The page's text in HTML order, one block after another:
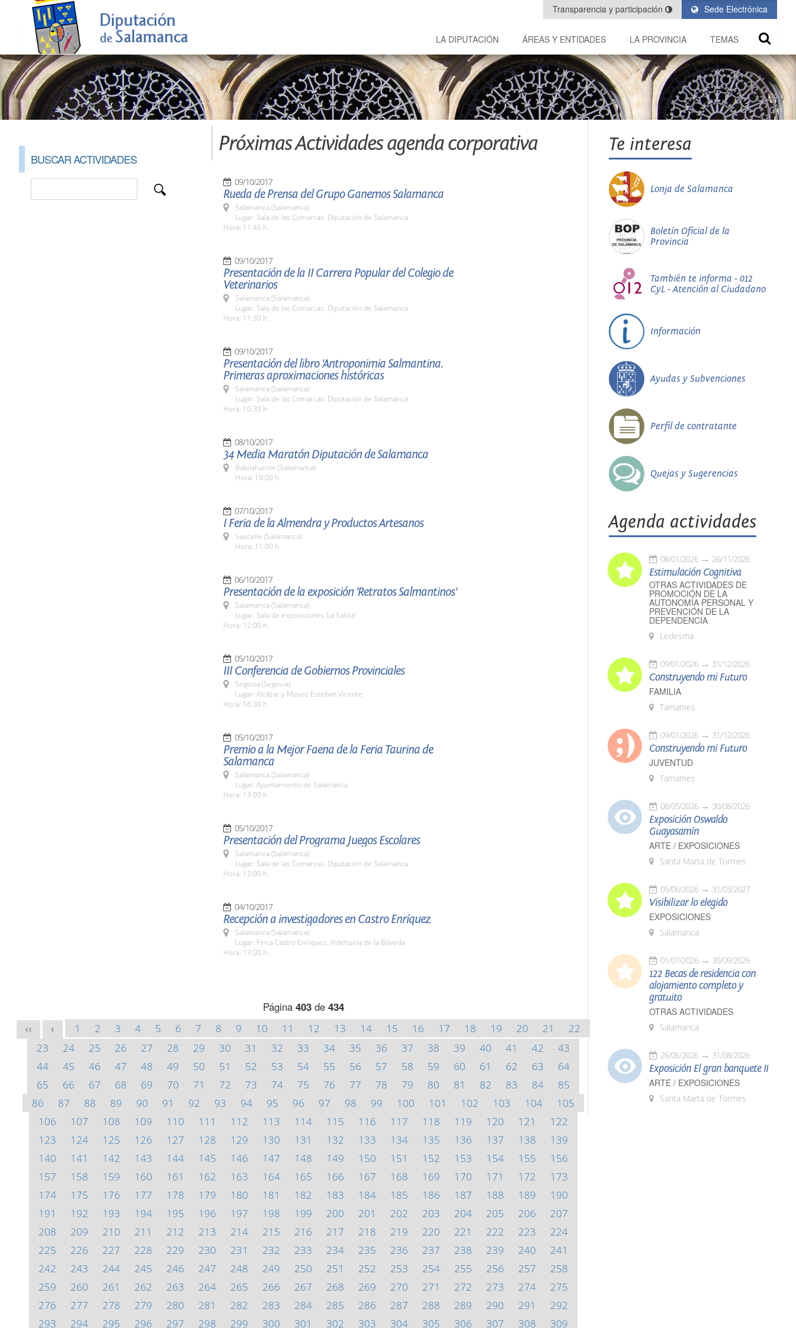
Sede Electrónica
Transparencia y participación
LA DIPUTACIÓN ÁREAS Y ENTIDADES LA PROVINCIA TEMAS
BUSCAR ACTIVIDADES
Próximas Actividades agenda corporativa
09/10/2017
Rueda de Prensa del Grupo Ganemos Salamanca
Salamanca (Salamanca)
Lugar: Sala de las Comarcas. Diputación de Salamanca
Hora: 11:45 h.
09/10/2017
Presentación de la II Carrera Popular del Colegio de
Veterinarios
Salamanca (Salamanca)
Lugar: Sala de las Comarcas. Diputación de Salamanca
Hora: 11:30 h.
09/10/2017
Presentación del libro 'Antroponimia Salmantina.
Primeras aproximaciones históricas
Salamanca (Salamanca)
Lugar: Sala de las Comarcas. Diputación de Salamanca
Hora: 10:30 h
08/10/2017
34 Media Maratón Diputación de Salamanca
Babilafuente (Salamanca)
Hora: 10:00 h.
07/10/2017
I Feria de la Almendra y Productos Artesanos
Saucelle (Salamanca)
Hora: 11:00 h.
06/10/2017
Presentación de la exposición 'Retratos Salmantinos'
Salamanca (Salamanca)
Lugar: Sala de exposiciones 'La Salina'
Hora: 12:00 h.
05/10/2017
III Conferencia de Gobiernos Provinciales
Segovia (Segovia)
Lugar: Alcázar y Museo Esteban Vicente
Hora: 16:30 h.
05/10/2017
Premio a la Mejor Faena de la Feria Taurina de
Salamanca
Salamanca (Salamanca)
Lugar: Ayuntamiento de Salamanca
Hora: 13:00 h.
05/10/2017
Presentación del Programa Juegos Escolares
Salamanca (Salamanca)
Lugar: Sala de las Comarcas. Diputación de Salamanca
Hora: 12:00 h.
04/10/2017
Recepción a investigadores en Castro Enríquez
Salamanca (Salamanca)
Lugar: Finca Castro Enríquez. Aldehuela de la Bóveda
Hora: 13:00 h.
Página 403de 434
<< < 1 2 3 4 5 6 7 8 9 10 11 12 13 14 15 16 17 18 19 20 21
22
23
24 25 26 27 28 29 30 31 32 33 34 35 36 37 38 39 40 41 42
43
44
45 46 47 48 49 50 51 52 53 54 55 56 57 58 59 60 61 62 63
64
65
66 67 68 69 70 71 72 73 74 75 76 77 78 79 80 81 82 83 84
85
86
87 88 89 90 91 92 93 94 95 96 97 98 99 100 101 102 103 104
105
106
107 108 109 110 111 112 113 114 115 116 117 118 119 120 121
122
123
124 125 126 127 128 129 130 131 132 133 134 135 136 137 138
139
140
141 142 143 144 145 146 147 148 149 150 151 152 153 154 155
156
157
158 159 160 161 162 163 164 165 166 167 168 169 170 171 172
173
174
175 176 177 178 179 180 181 182 183 184 185 186 187 188 189
190
191
192 193 194 195 196 197 198 199 200 201 202 203 204 205 206
207
208
209 210 211 212 213 214 215 216 217 218 219 220 221 222 223
224
225
226 227 228 229 230 231 232 233 234 235 236 237 238 239 240
241
242
243 244 245 246 247 248 249 250 251 252 253 254 255 256 257
258
259
260 261 262 263 264 265 266 267 268 269 270 271 272 273 274
275
276
277 278 279 280 281 282 283 284 285 286 287 288 289 290 291
292
293
294 295 296 297 298 299 300 301 302 303 304 305 306 307 308 309
Te interesa
Lonja de Salamanca
Boletín Oficial de la
Provincia
También te informa - 012
CyL - Atención al Ciudadano
Información
Ayudas y Subvenciones
Perfil de contratante
Quejas y Sugerencias
Agenda actividades
08/01/2026 26/11/2026
Estimulación Cognitiva
OTRAS ACTIVIDADES DE
PROMOCIÓN DE LA
AUTONOMÍA PERSONAL Y
PREVENCIÓN DE LA
DEPENDENCIA
Ledesma
09/01/2026 31/12/2026
Construyendo mi Futuro
FAMILIA
Tamames
09/01/2026 31/12/2026
Construyendo mi Futuro
JUVENTUD
Tamames
08/05/2026 30/08/2026
Exposición Oswaldo
Guayasamín
ARTE / EXPOSICIONES
Santa Marta de Tormes
05/06/2026 31/03/2027
Visibilizar lo elegido
EXPOSICIONES
Salamanca
01/07/2026 30/09/2026
122 Becas de residencia con
alojamiento completo y
gratuito
OTRAS ACTIVIDADES
Salamanca
26/06/2026 31/08/2026
Exposición El gran banquete II
ARTE / EXPOSICIONES
Santa Marta de Tormes